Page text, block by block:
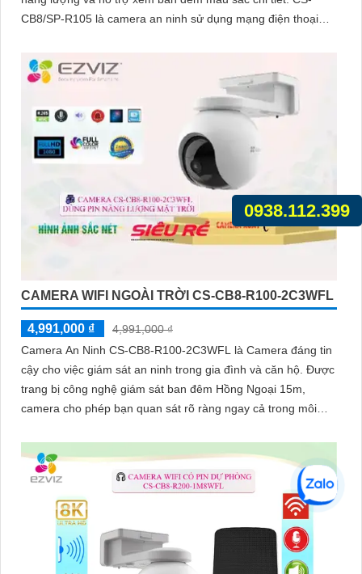
CB8/SP-R105 là camera an ninh sử dụng mạng điện thoại
CAMERA WIFI NGOÀI TRỜI CS-CB8-R100-2C3WFL
4,991,000 ₫
4,991,000 ₫
Camera An Ninh CS-CB8-R100-2C3WFL là Camera đáng tin
cậy cho việc giám sát an ninh trong gia đình và căn hộ. Được
trang bị công nghệ giám sát ban đêm Hồng Ngoại 15m,
camera cho phép bạn quan sát rõ ràng ngay cả trong môi
0938.112.399